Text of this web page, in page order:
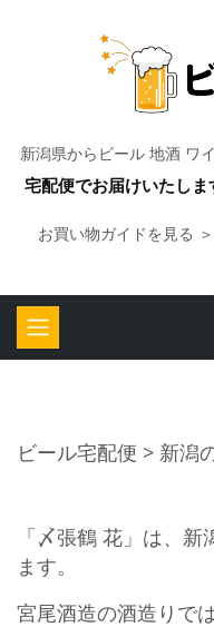
新潟県からビール 地酒 ワ
宅配便でお届けいたしま
お買い物ガイドを見る
ビール宅配便 > 新潟
「〆張鶴 花」は、
ます。
宮尾酒造の酒造りで